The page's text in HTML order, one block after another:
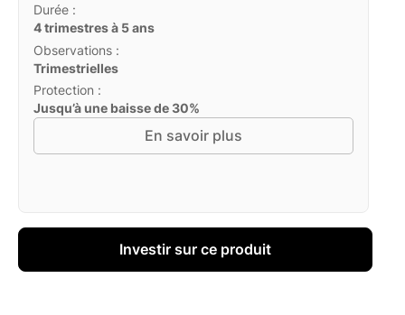
Durée :
4 trimestres à 5 ans
Observations :
Trimestrielles
Protection :
Jusqu’à une baisse de 30%
En savoir plus
Investir sur ce produit